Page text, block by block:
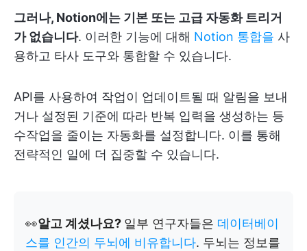
그러나, Notion에는 기본 또는 고급 자동화 트리거
가 없습니다. 이러한 기능에 대해 Notion 통합을 사
용하고 타사 도구와 통합할 수 있습니다.
API를 사용하여 작업이 업데이트될 때 알림을 보내
거나 설정된 기준에 따라 반복 입력을 생성하는 등
수작업을 줄이는 자동화를 설정합니다. 이를 통해
전략적인 일에 더 집중할 수 있습니다.
👀알고 계셨나요? 일부 연구자들은 데이터베이
스를 인간의 두뇌에 비유합니다. 두뇌는 정보를